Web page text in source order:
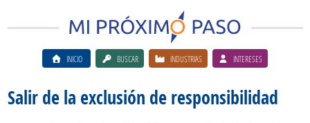
INICIO BUSCAR INDUSTRIAS INTERESES
Salir de la exclusión de responsibilidad